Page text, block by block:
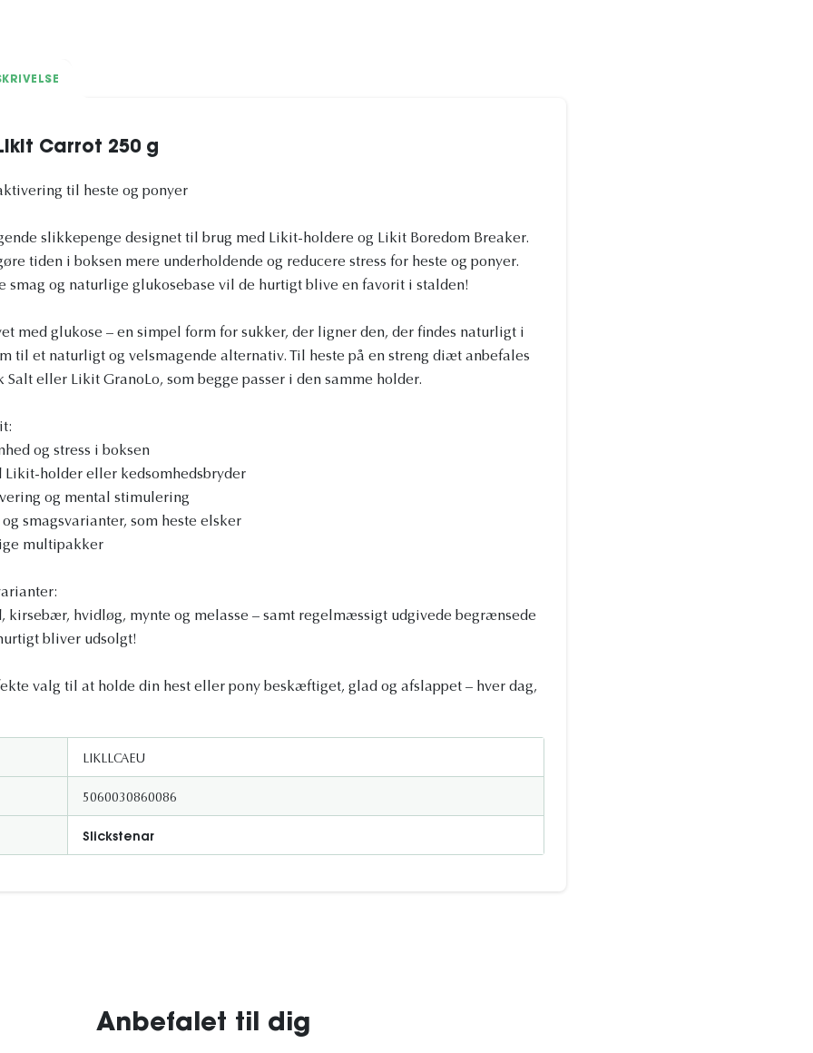
Carrot 250 g
til heste og ponyer
slikkepenge designet til brug med Likit-holdere og Likit Boredom Breaker.
tiden i boksen mere underholdende og reducere stress for heste og ponyer.
smag og naturlige glukosebase vil de hurtigt blive en favorit i stalden!
med glukose – en simpel form for sukker, der ligner den, der findes naturligt i
til et naturligt og velsmagende alternativ. Til heste på en streng diæt anbefales
Salt eller Likit GranoLo, som begge passer i den samme holder.
og stress i boksen
Likit-holder eller kedsomhedsbryder
og mental stimulering
smagsvarianter, som heste elsker
multipakker
kirsebær, hvidløg, mynte og melasse – samt regelmæssigt udgivede begrænsede
bliver udsolgt!
valg til at holde din hest eller pony beskæftiget, glad og afslappet – hver dag,
LIKLLCAEU
5060030860086
Slickstenar
Anbefalet til dig